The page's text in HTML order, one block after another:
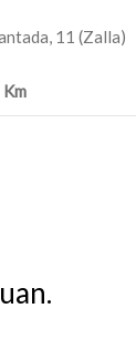
11 (Zalla)